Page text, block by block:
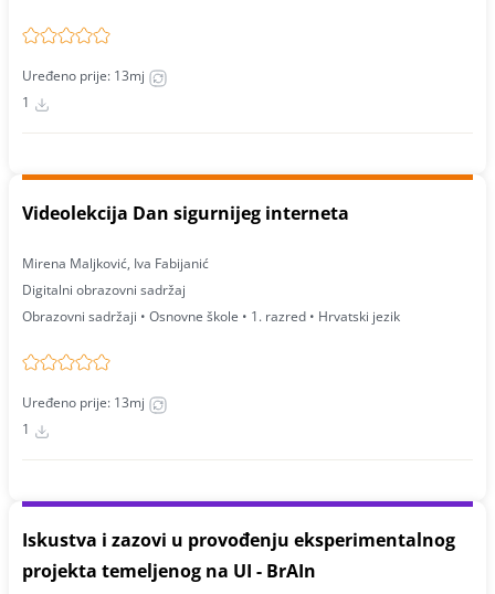
Uređeno prije: 13mj
1
Videolekcija Dan sigurnijeg interneta
Mirena Maljković, Iva Fabijanić
Digitalni obrazovni sadržaj
Obrazovni sadržaji • Osnovne škole • 1. razred • Hrvatski jezik
Uređeno prije: 13mj
1
Iskustva i zazovi u provođenju eksperimentalnog
projekta temeljenog na UI - BrAIn